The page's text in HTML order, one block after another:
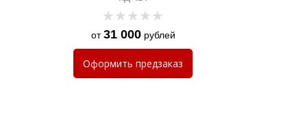
от31 000рублей
Оформить предзаказ